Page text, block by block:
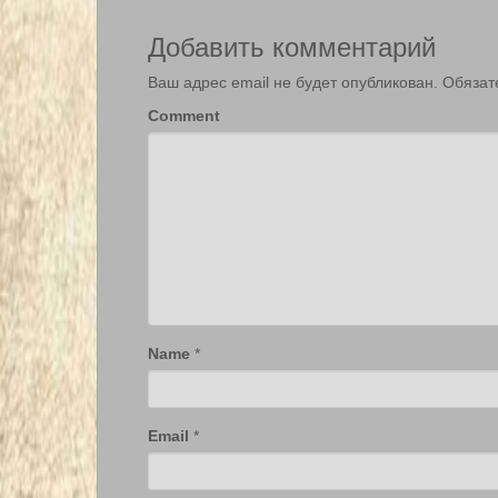
Добавить комментарий
Ваш адрес email не будет опубликован.
Comment
Name *
Email *